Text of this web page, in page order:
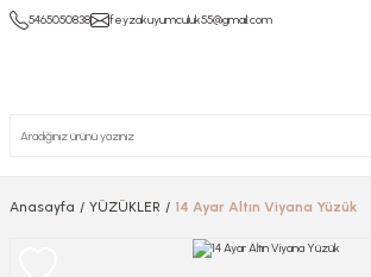
5465050838 feyzakuyumculuk55@gmail.com
Anasayfa YÜZÜKLER 14 Ayar Altın Viyana Yüzük